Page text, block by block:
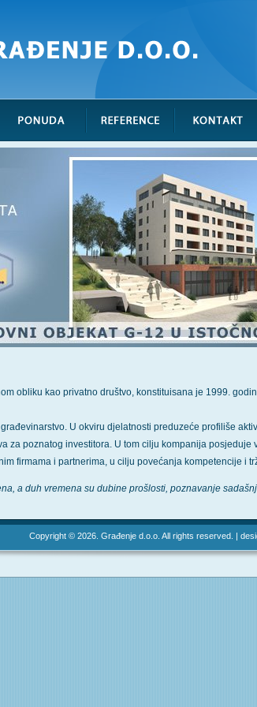
obliku kao privatno društvo, konstituisana je 1999.
U okviru djelatnosti preduzeće profiliše
za poznatog investitora. U tom cilju kompanija
firmama i partnerima, u cilju povećanja kompetencije i
a duh vremena su dubine prošlosti, poznavanje
Copyright © 2026. Građenje d.o.o. All rights reserved. |